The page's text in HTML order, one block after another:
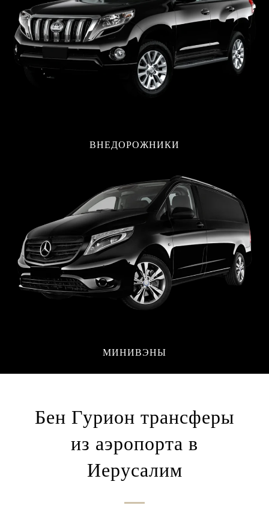
ВНЕДОРОЖНИКИ
МИНИВЭНЫ
Бен Гурион трансферы
из аэропорта в
Иерусалим